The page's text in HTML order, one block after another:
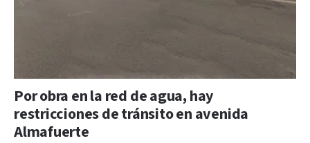
Por obra en la red de agua, hay
restricciones de tránsito en avenida
Almafuerte